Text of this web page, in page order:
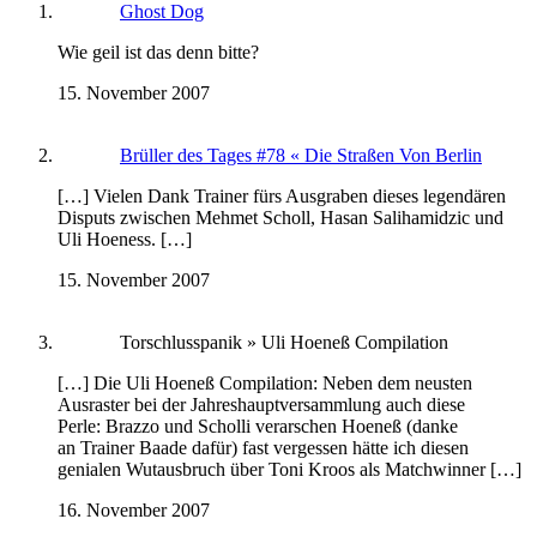
Ghost Dog
Wie geil ist das denn bitte?
15. November 2007
Brüller des Tages #78 « Die Straßen Von Berlin
[…] Vielen Dank Trainer fürs Ausgraben dieses legendären
Disputs zwischen Mehmet Scholl, Hasan Salihamidzic und
Uli Hoeness. […]
15. November 2007
Torschlusspanik » Uli Hoeneß Compilation
[…] Die Uli Hoeneß Compilation: Neben dem neusten
Ausraster bei der Jahreshauptversammlung auch diese
Perle: Brazzo und Scholli verarschen Hoeneß (danke
an Trainer Baade dafür) fast vergessen hätte ich diesen
genialen Wutausbruch über Toni Kroos als Matchwinner […]
16. November 2007